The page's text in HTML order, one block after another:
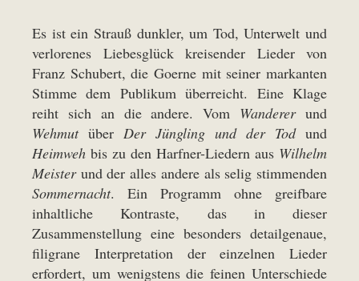
Es ist ein Strauß dunkler, um Tod, Unterwelt und
verlorenes Liebesglück kreisender Lieder von
Franz Schubert, die Goerne mit seiner markanten
Stimme dem Publikum überreicht. Eine Klage
reiht sich an die andere. Vom Wandererund
Wehmutüber Der Jüngling und der Todund
Heimweh bis zu den Harfner-Liedern aus Wilhelm
Meisterund der alles andere als selig stimmenden
Sommernacht. Ein Programm ohne greifbare
inhaltliche Kontraste, das in dieser
Zusammenstellung eine besonders detailgenaue,
filigrane Interpretation der einzelnen Lieder
erfordert, um wenigstens die feinen Unterschiede